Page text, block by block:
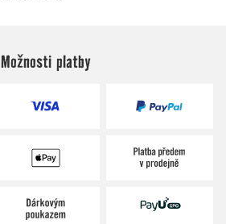
Možnosti platby